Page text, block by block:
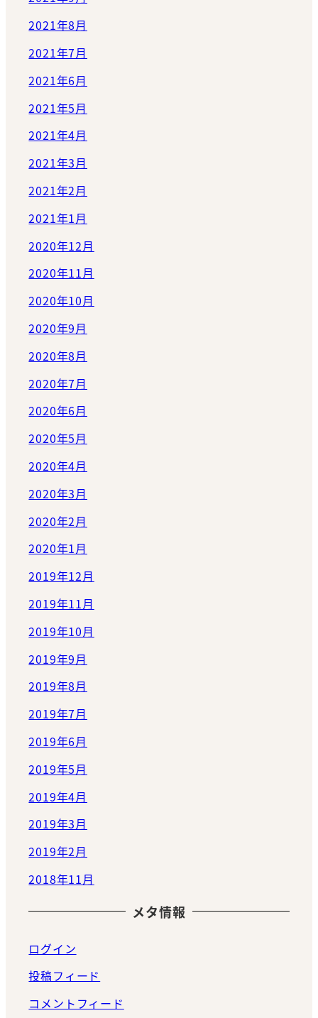
2021年8月
2021年7月
2021年6月
2021年5月
2021年4月
2021年3月
2021年2月
2021年1月
2020年12月
2020年11月
2020年10月
2020年9月
2020年8月
2020年7月
2020年6月
2020年5月
2020年4月
2020年3月
2020年2月
2020年1月
2019年12月
2019年11月
2019年10月
2019年9月
2019年8月
2019年7月
2019年6月
2019年5月
2019年4月
2019年3月
2019年2月
2018年11月
メタ情報
ログイン
投稿フィード
コメントフィード